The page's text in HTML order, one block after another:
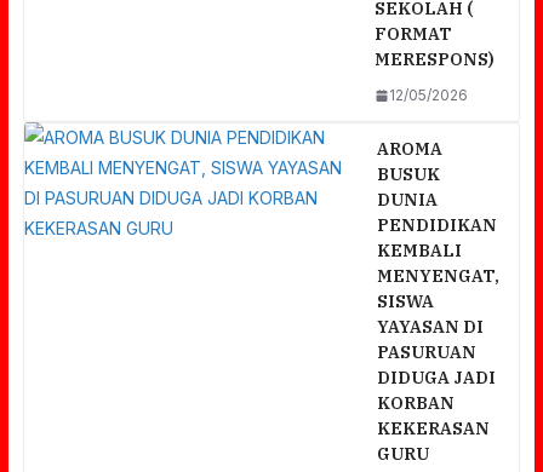
SEKOLAH (
FORMAT
MERESPONS)
12/05/2026
AROMA
BUSUK
DUNIA
PENDIDIKAN
KEMBALI
MENYENGAT,
SISWA
YAYASAN DI
PASURUAN
DIDUGA JADI
KORBAN
KEKERASAN
GURU